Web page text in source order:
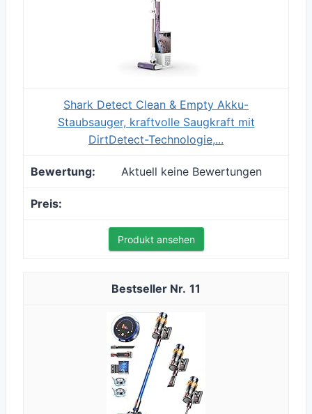
Shark Detect Clean & Empty Akku-
Staubsauger, kraftvolle Saugkraft mit
DirtDetect-Technologie,...
Aktuell keine Bewertungen
Produkt ansehen
11